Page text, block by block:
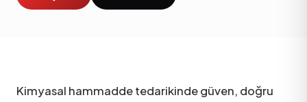
Kimyasal hammadde tedarikinde güven, doğru